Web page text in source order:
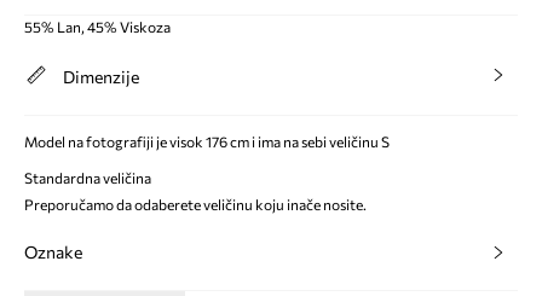
55% Lan, 45% Viskoza
Dimenzije
Model na fotografiji je visok 176 cm i ima na sebi veličinu S
Standardna veličina
Preporučamo da odaberete veličinu koju inače nosite.
Oznake